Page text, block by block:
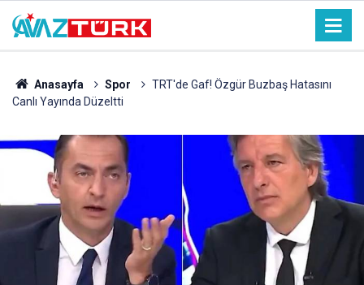
Anasayfa Spor
TRT'de Gaf! Özgür Buzbaş Hatasını
Canlı Yayında Düzeltti